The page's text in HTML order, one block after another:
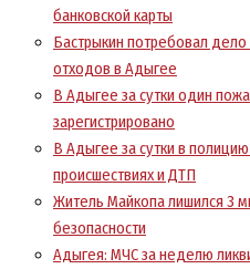
банковской карты
Бастрыкин потребовал дело
отходов в Адыгее
В Адыгее за сутки один
зарегистрировано
В Адыгее за сутки в
происшествиях и ДТП
Житель Майкопа лишился 3
безопасности
Адыгея: МЧС за неделю